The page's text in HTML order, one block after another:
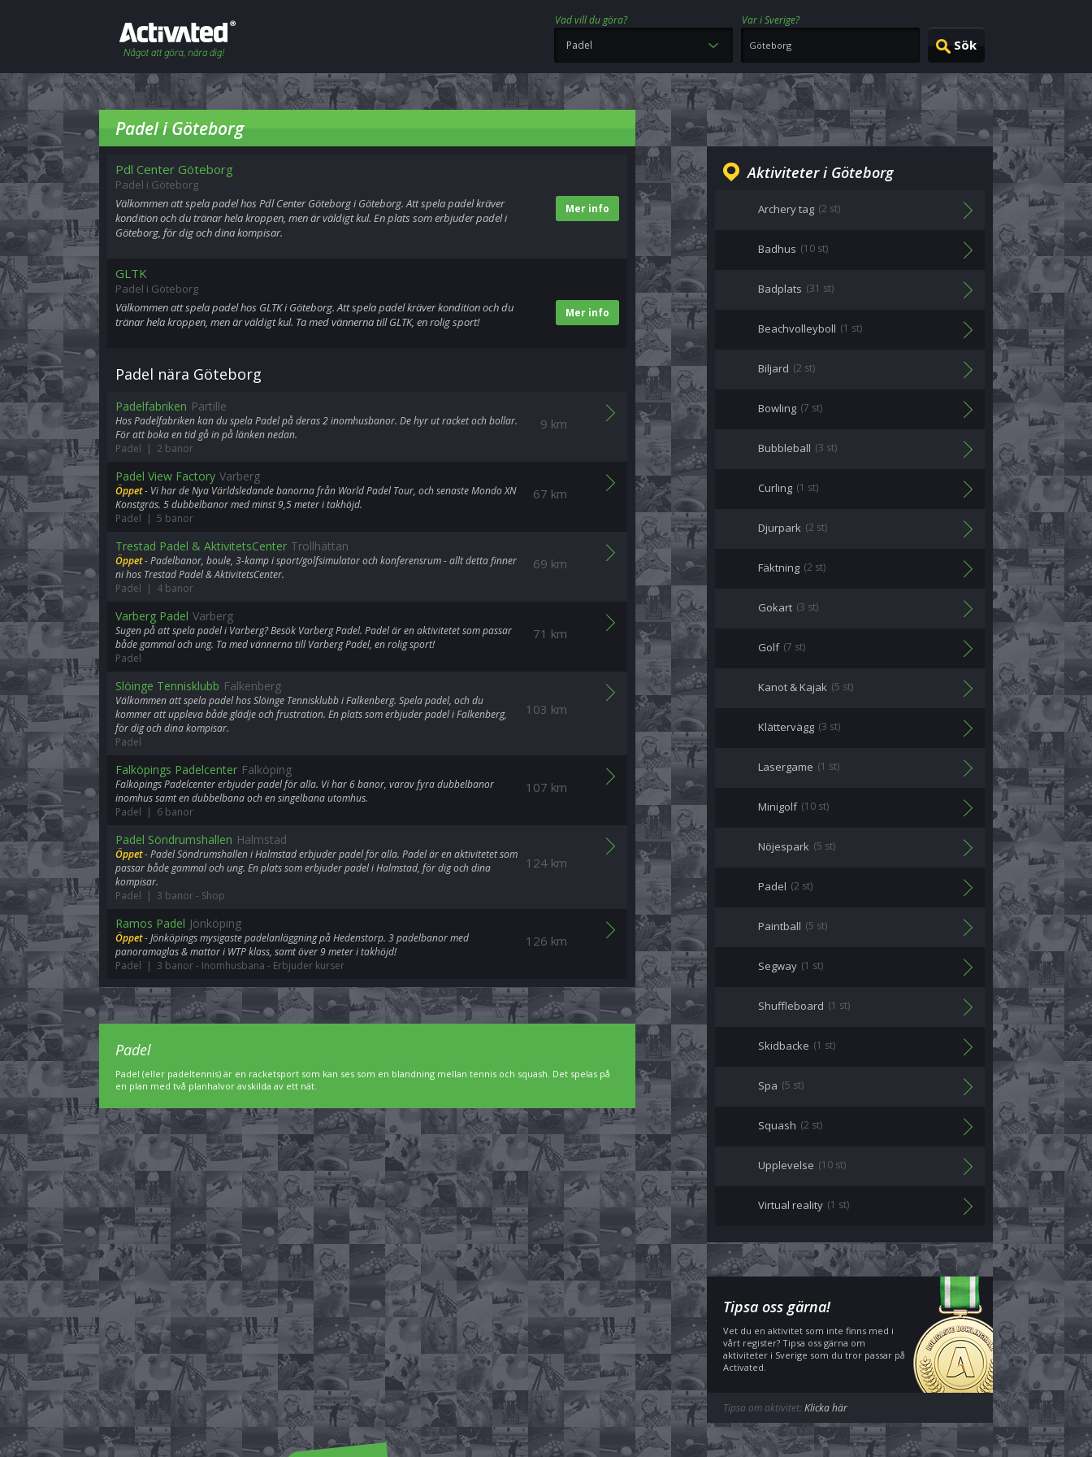
Vad vill du göra?
Var i Sverige?
Padel
Padel i Göteborg
Pdl Center Göteborg
Padel i Göteborg
Mer info
Välkommen att spela padel hos Pdl Center Göteborg i Göteborg. Att spela padel kräver
kondition och du tränar hela kroppen, men är väldigt kul. En plats som erbjuder padel i
Göteborg, för dig och dina kompisar.
GLTK
Padel i Göteborg
Mer info
Välkommen att spela padel hos GLTK i Göteborg. Att spela padel kräver kondition och du
tränar hela kroppen, men är väldigt kul. Ta med vännerna till GLTK, en rolig sport!
Padel nära Göteborg
9 km
Padelfabriken Partille
Hos Padelfabriken kan du spela Padel på deras 2 inomhusbanor. De hyr ut racket och bollar.
För att boka en tid gå in på länken nedan.
Padel | 2 banor
67 km
Padel View Factory Varberg
Öppet- Vi har de Nya Världsledande banorna från World Padel Tour, och senaste Mondo XN
Konstgräs. 5 dubbelbanor med minst 9,5 meter i takhöjd.
Padel | 5 banor
69 km
Trestad Padel & AktivitetsCenter Trollhättan
Öppet- Padelbanor, boule, 3-kamp i sport/golfsimulator och konferensrum - allt detta finner
ni hos Trestad Padel & AktivitetsCenter.
Padel | 4 banor
71 km
Varberg Padel Varberg
Sugen på att spela padel i Varberg? Besök Varberg Padel. Padel är en aktivitetet som passar
både gammal och ung. Ta med vännerna till Varberg Padel, en rolig sport!
Padel
103 km
Slöinge Tennisklubb Falkenberg
Välkommen att spela padel hos Slöinge Tennisklubb i Falkenberg. Spela padel, och du
kommer att uppleva både glädje och frustration. En plats som erbjuder padel i Falkenberg,
för dig och dina kompisar.
Padel
107 km
Falköpings Padelcenter Falköping
Falköpings Padelcenter erbjuder padel för alla. Vi har 6 banor, varav fyra dubbelbanor
inomhus samt en dubbelbana och en singelbana utomhus.
Padel | 6 banor
124 km
Padel Söndrumshallen Halmstad
Öppet- Padel Söndrumshallen i Halmstad erbjuder padel för alla. Padel är en aktivitetet som
passar både gammal och ung. En plats som erbjuder padel i Halmstad, för dig och dina
kompisar.
Padel | 3 banor- Shop
126 km
Ramos Padel Jönköping
Öppet- Jönköpings mysigaste padelanläggning på Hedenstorp. 3 padelbanor med
panoramaglas & mattor i WTP klass, samt över 9 meter i takhöjd!
Padel | 3 banor- Inomhusbana - Erbjuder kurser
Aktiviteter i Göteborg
Archery tag (2 st)
Badhus (10 st)
Badplats (31 st)
Beachvolleyboll (1 st)
Biljard (2 st)
Bowling (7 st)
Bubbleball (3 st)
Curling (1 st)
Djurpark (2 st)
Fäktning (2 st)
Gokart (3 st)
Golf (7 st)
Kanot & Kajak (5 st)
Klättervägg (3 st)
Lasergame (1 st)
Minigolf (10 st)
Nöjespark (5 st)
Padel (2 st)
Paintball (5 st)
Segway (1 st)
Shuffleboard (1 st)
Skidbacke (1 st)
Spa (5 st)
Squash (2 st)
Upplevelse (10 st)
Virtual reality (1 st)
Tipsa oss gärna!
Vet du en aktivitet som inte finns med i
vårt register? Tipsa oss gärna om
aktiviteter i Sverige som du tror passar på
Activated.
Tipsa om aktivitet:Klicka här
Padel
Padel (eller padeltennis) är en racketsport som kan ses som en blandning mellan tennis och squash. Det spelas på
en plan med två planhalvor avskilda av ett nät.